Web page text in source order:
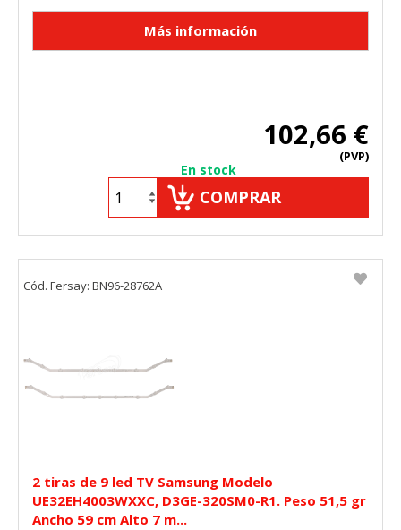
102,66 €
(PVP)
En stock
COMPRAR
2 tiras de 9 led TV Samsung Modelo
UE32EH4003WXXC, D3GE-320SM0-R1. Peso 51,5 gr
Ancho 59 cm Alto 7 m...
Cód. Fersay: BN96-28762A